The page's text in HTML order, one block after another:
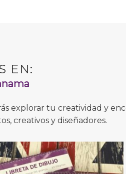
EN:
explorar tu creatividad y
creativos y diseñadores.